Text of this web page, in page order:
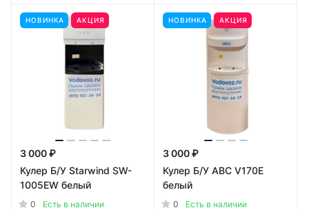
НОВИНКА АКЦИЯ
3 000 ₽
Кулер Б/У Starwind SW-
1005EW белый
0
Есть в наличии
НОВИНКА АКЦИЯ
3 000 ₽
Кулер Б/У ABC V170E
белый
0
Есть в наличии